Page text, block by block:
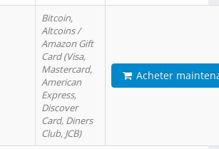
Bitcoin,
Altcoins /
Amazon Gift
Card (Visa,
Mastercard,
American
Express,
Discover
Card, Diners
Club, JCB)
Acheter